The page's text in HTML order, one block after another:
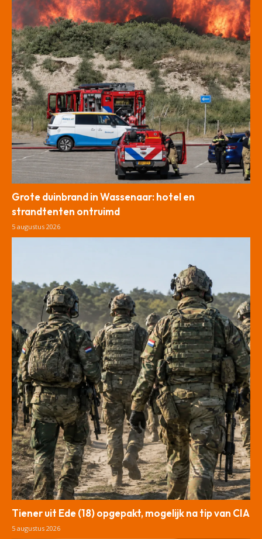
Grote duinbrand in Wassenaar: hotel en
strandtenten ontruimd
5 augustus 2026
Tiener uit Ede (18) opgepakt, mogelijk na tip van CIA
5 augustus 2026